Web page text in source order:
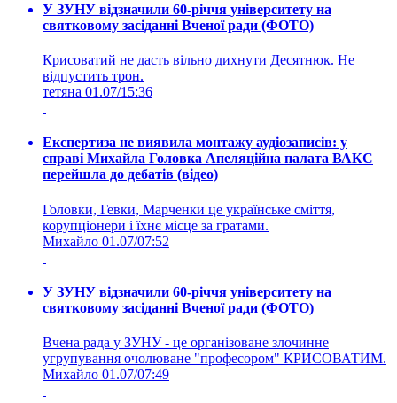
У ЗУНУ відзначили 60-річчя університету на
святковому засіданні Вченої ради (ФОТО)
Крисоватий не дасть вільно дихнути Десятнюк. Не
відпустить трон.
тетяна 01.07/15:36
Експертиза не виявила монтажу аудіозаписів: у
справі Михайла Головка Апеляційна палата ВАКС
перейшла до дебатів (відео)
Головки, Гевки, Марченки це українське сміття,
корупціонери і їхнє місце за гратами.
Михайло 01.07/07:52
У ЗУНУ відзначили 60-річчя університету на
святковому засіданні Вченої ради (ФОТО)
Вчена рада у ЗУНУ - це організоване злочинне
угрупування очолюване "професором" КРИСОВАТИМ.
Михайло 01.07/07:49